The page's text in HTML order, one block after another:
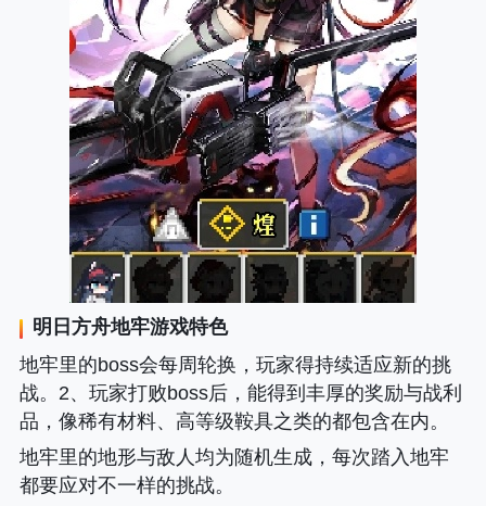
明日方舟地牢游戏特色
地牢里的boss会每周轮换，玩家得持续适应新的挑
战。2、玩家打败boss后，能得到丰厚的奖励与战利
品，像稀有材料、高等级鞍具之类的都包含在内。
地牢里的地形与敌人均为随机生成，每次踏入地牢
都要应对不一样的挑战。